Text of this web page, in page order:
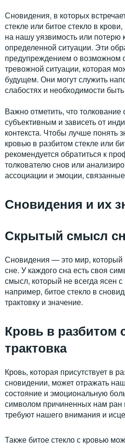
Сновидения, в которых
стекле или битое стекло в
на нашу уязвимость или потерю
определенной ситуации. Эти
предупреждением о возможном
тревожной ситуации, которая
будущем. Они могут служить
слабостях и необходимости
Важно отметить, что
субъективным и зависеть от
контекста. Чтобы лучше понять
кровью в разбитом стекле или
рекомендуется обратиться к
толкователю снов или
ассоциации и эмоции,
Сновидения и их
Скрытый смысл
Сновидения — это мир, который
сне. У каждого сна есть своя
смысл, который не всегда ясен с
например, битое стекло в
трактовку и значение.
Кровь в разбитом
трактовка
Кровь, которая присутствует в
сновидении, может отражать
состояние и эмоциональную
символом причиненных нам ран
требуют нашего внимания и
Также битое стекло с кровью